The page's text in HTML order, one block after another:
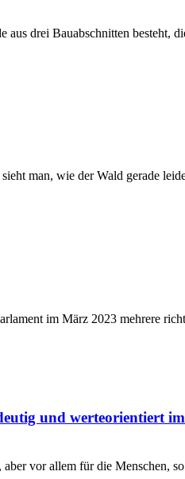
aus drei Bauabschnitten
man, wie der Wald gerade
im März 2023 mehrere
und werteorientiert
vor allem für die Menschen,